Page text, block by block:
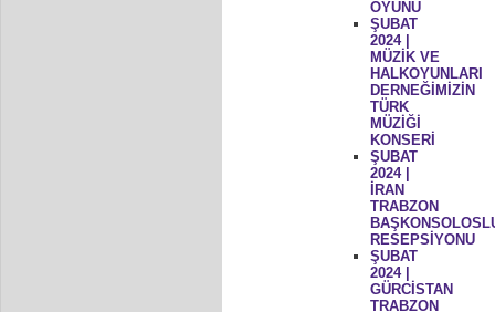
OYUNU
ŞUBAT
2024 |
MÜZİK VE
HALKOYUNLARI
DERNEĞİMİZİN
TÜRK
MÜZİĞİ
KONSERİ
ŞUBAT
2024 |
İRAN
TRABZON
RESEPSİYONU
ŞUBAT
2024 |
GÜRCİSTAN
TRABZON